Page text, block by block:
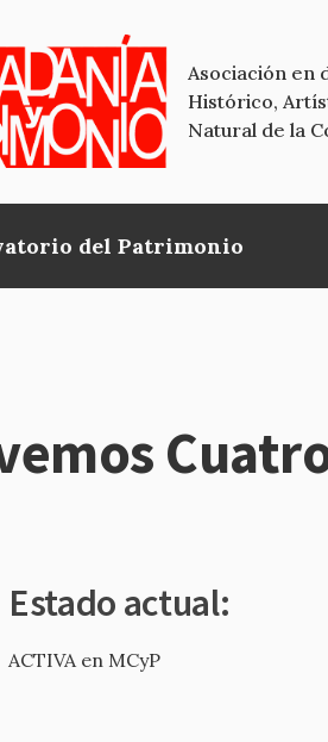
Asociación en
Histórico,
Natural de la
del Patrimonio
Estado actual:
ACTIVA en MCyP